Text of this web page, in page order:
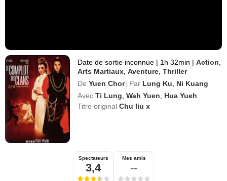
Date de sortie inconnue | 1h 32min | Action
Arts Martiaux ,Aventure ,Thriller
De Yuen Chor | Par Lung Ku
Ni Kuang
Avec Ti Lung ,Wah Yuen
Hua Yueh
Titre originalChu liu x
Spectateurs
3,4
Mes amis
--